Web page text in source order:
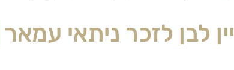
יין לבן לזכר ניתאי